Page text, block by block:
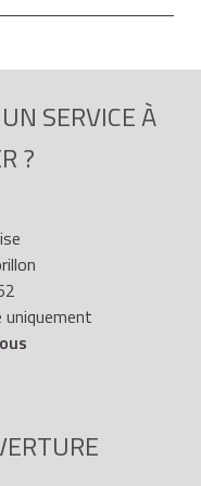
SERVICE À
?